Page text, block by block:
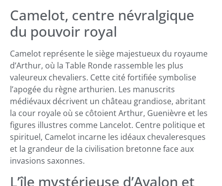
Camelot, centre névralgique
du pouvoir royal
Camelot représente le siège majestueux du royaume
d’Arthur, où la Table Ronde rassemble les plus
valeureux chevaliers. Cette cité fortifiée symbolise
l’apogée du règne arthurien. Les manuscrits
médiévaux décrivent un château grandiose, abritant
la cour royale où se côtoient Arthur, Guenièvre et les
figures illustres comme Lancelot. Centre politique et
spirituel, Camelot incarne les idéaux chevaleresques
et la grandeur de la civilisation bretonne face aux
invasions saxonnes.
L’île mystérieuse d’Avalon et